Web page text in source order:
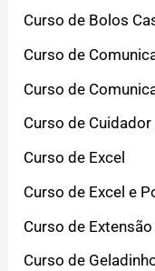
Curso de Bolos
Curso de
Curso de
Curso de
Curso de Excel
Curso de Excel e
Curso de
Curso de